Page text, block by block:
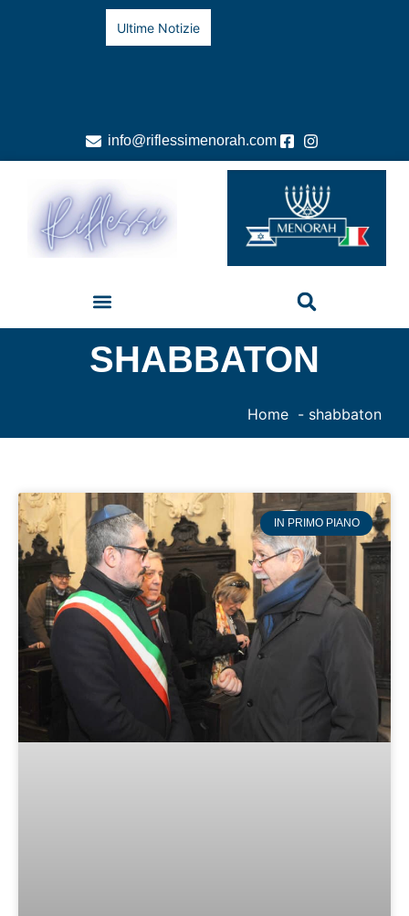
Ultime Notizie
info@riflessimenorah.com
SHABBATON
Home shabbaton
IN PRIMO PIANO